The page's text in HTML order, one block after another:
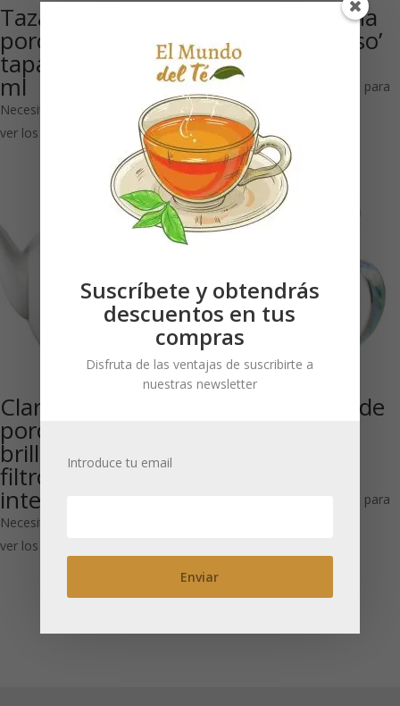
Taza de
porcelana con
tapa ‘Jungle’ 350
ml
Necesitas estar registrado para
ver los precios
Té de porcelana
para un ‘Paraíso’
500 ml
Necesitas estar registrado para
ver los precios
Clara: Tetera de
porcelana
brillante 1,5 l con
filtro de tul
integrado
Necesitas estar registrado para
ver los precios
Taza infusora de
Necesitas estar registrado para
Suscríbete y obtendrás
descuentos en tus
compras
Disfruta de las ventajas de suscribirte a
nuestras newsletter
Introduce tu email